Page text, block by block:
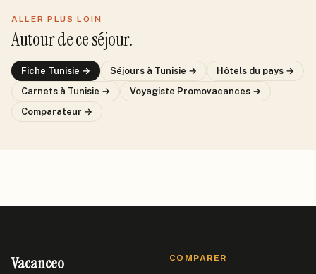
ALLER PLUS LOIN
Autour de ce séjour.
Fiche Tunisie → Séjours à Tunisie →
Hôtels du pays →
Carnets à Tunisie → Voyagiste Promovacances →
Comparateur →
Vacanceo COMPARER